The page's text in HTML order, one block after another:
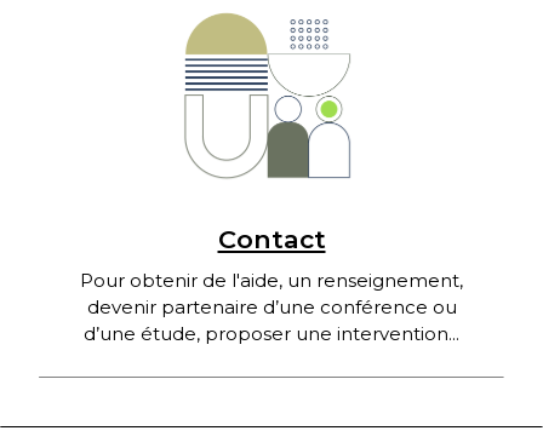
Contact
Pour obtenir de l'aide, un renseignement,
devenir partenaire d’une conférence ou
d’une étude, proposer une intervention...